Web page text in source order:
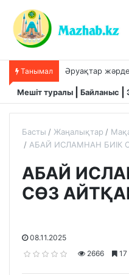
Танымал
Мешіт туралы Байланыс
Басты Жаңалықтар
АБАЙ ИСЛАМНАН БИІК
АБАЙ
СӨЗ
08.11.2025
2666